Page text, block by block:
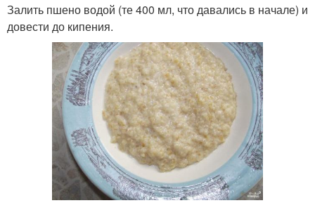
Залить пшено водой (те 400 мл, что давались в начале) и
довести до кипения.